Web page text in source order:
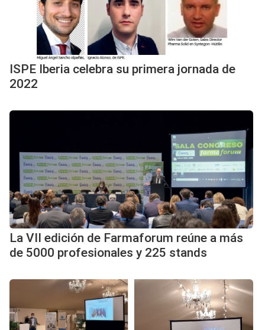
ISPE Iberia celebra su primera jornada de
2022
La VII edición de Farmaforum reúne a más
de 5000 profesionales y 225 stands